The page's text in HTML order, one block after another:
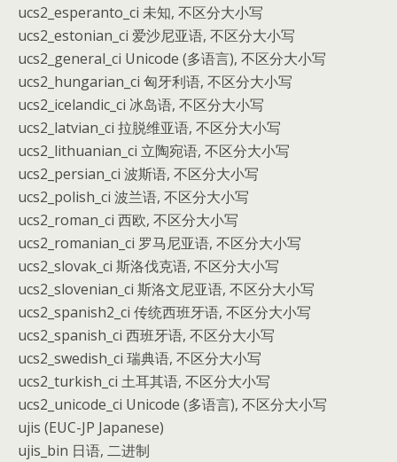
ucs2_esperanto_ci 未知, 不区分大小写
ucs2_estonian_ci 爱沙尼亚语, 不区分大小写
ucs2_general_ci Unicode (多语言), 不区分大小写
ucs2_hungarian_ci 匈牙利语, 不区分大小写
ucs2_icelandic_ci 冰岛语, 不区分大小写
ucs2_latvian_ci 拉脱维亚语, 不区分大小写
ucs2_lithuanian_ci 立陶宛语, 不区分大小写
ucs2_persian_ci 波斯语, 不区分大小写
ucs2_polish_ci 波兰语, 不区分大小写
ucs2_roman_ci 西欧, 不区分大小写
ucs2_romanian_ci 罗马尼亚语, 不区分大小写
ucs2_slovak_ci 斯洛伐克语, 不区分大小写
ucs2_slovenian_ci 斯洛文尼亚语, 不区分大小写
ucs2_spanish2_ci 传统西班牙语, 不区分大小写
ucs2_spanish_ci 西班牙语, 不区分大小写
ucs2_swedish_ci 瑞典语, 不区分大小写
ucs2_turkish_ci 土耳其语, 不区分大小写
ucs2_unicode_ci Unicode (多语言), 不区分大小写
ujis (EUC-JP Japanese)
ujis_bin 日语, 二进制